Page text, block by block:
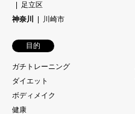
足立区
神奈川
川崎市
目的
ガチトレーニング
ダイエット
ボディメイク
健康